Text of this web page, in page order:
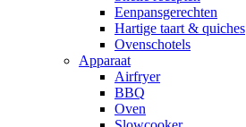
Eenpansgerechten
Hartige taart & quiches
Ovenschotels
Apparaat
Airfryer
BBQ
Oven